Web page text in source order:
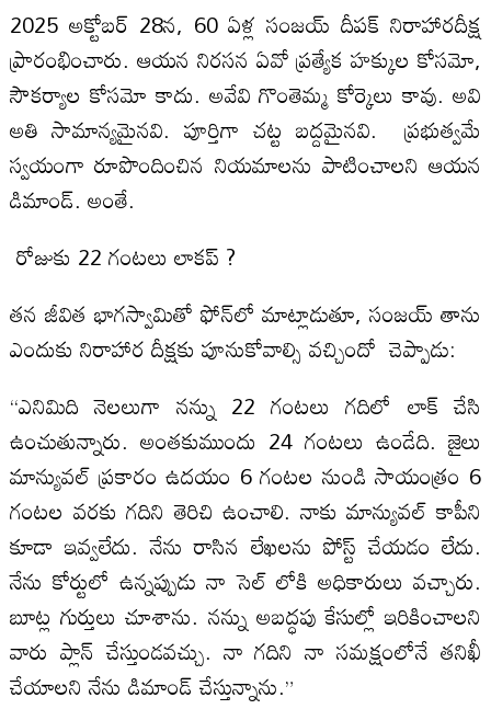
2025 అక్టోబర్ 28న, 60 ఏళ్ల సంజయ్ దీపక్ నిరాహారదీక్ష
ప్రారంభించారు. ఆయన నిరసన ఏవో ప్రత్యేక హక్కుల కోసమో,
సౌకర్యాల కోసమో కాదు. అవేవి గొంతెమ్మ కోర్కెలు కావు. అవి
అతి సామాన్యమైనవి. పూర్తిగా చట్ట బద్దమైనవి. ప్రభుత్వమే
స్వయంగా రూపొందించిన నియమాలను పాటించాలని ఆయన
డిమాండ్. అంతే.
రోజుకు 22 గంటలు లాకప్ ?
తన జీవిత భాగస్వామితో ఫోన్‌లో మాట్లాడుతూ, సంజయ్ తాను
ఎందుకు నిరాహార దీక్షకు పూనుకోవాల్సి వచ్చిందో చెప్పాడు:
“ఎనిమిది నెలలుగా నన్ను 22 గంటలు గదిలో లాక్ చేసి
ఉంచుతున్నారు. అంతకుముందు 24 గంటలు ఉండేది. జైలు
మాన్యువల్ ప్రకారం ఉదయం 6 గంటల నుండి సాయంత్రం 6
గంటల వరకు గదిని తెరిచి ఉంచాలి. నాకు మాన్యువల్ కాపీని
కూడా ఇవ్వలేదు. నేను రాసిన లేఖలను పోస్ట్ చేయడం లేదు.
నేను కోర్టులో ఉన్నప్పుడు నా సెల్ లోకి అధికారులు వచ్చారు.
బూట్ల గుర్తులు చూశాను. నన్ను అబద్ధపు కేసుల్లో ఇరికించాలని
వారు ప్లాన్ చేస్తుండవచ్చు. నా గదిని నా సమక్షంలోనే తనిఖీ
చేయాలని నేను డిమాండ్ చేస్తున్నాను.”